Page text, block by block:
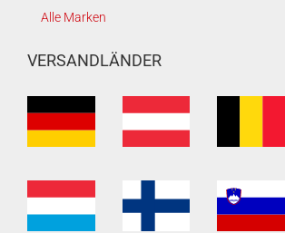
Alle Marken
VERSANDLÄNDER